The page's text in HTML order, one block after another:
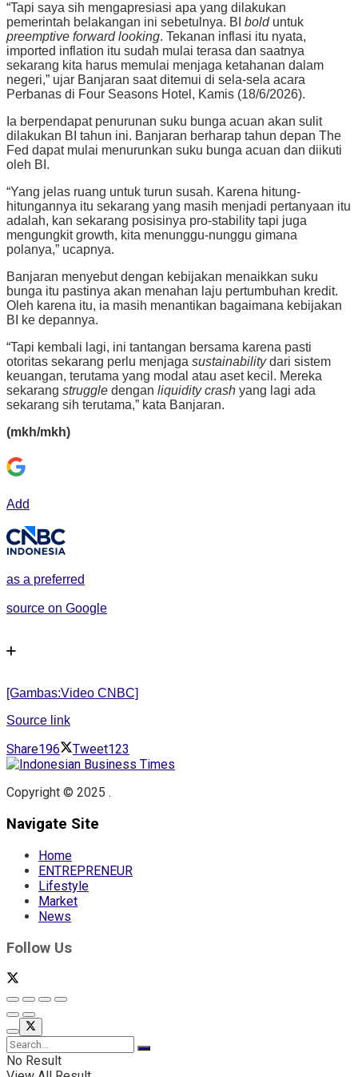
“Tapi saya sih mengapresiasi apa yang dilakukan
pemerintah belakangan ini sebetulnya. BI bolduntuk
preemptive forward looking. Tekanan inflasi itu nyata,
imported inflation itu sudah mulai terasa dan saatnya
sekarang kita harus memulai menjaga ketahanan dalam
negeri,” ujar Banjaran saat ditemui di sela-sela acara
Perbanas di Four Seasons Hotel, Kamis (18/6/2026).
Ia berpendapat penurunan suku bunga acuan akan sulit
dilakukan BI tahun ini. Banjaran berharap tahun depan The
Fed dapat mulai menurunkan suku bunga acuan dan diikuti
oleh BI.
“Yang jelas ruang untuk turun susah. Karena hitung-
hitungannya itu sekarang yang masih menjadi pertanyaan itu
adalah, kan sekarang posisinya pro-stability tapi juga
mengungkit growth, kita menunggu-nunggu gimana
polanya,” ucapnya.
Banjaran menyebut dengan kebijakan menaikkan suku
bunga itu pastinya akan menahan laju pertumbuhan kredit.
Oleh karena itu, ia masih menantikan bagaimana kebijakan
BI ke depannya.
“Tapi kembali lagi, ini tantangan bersama karena pasti
otoritas sekarang perlu menjaga sustainabilitydari sistem
keuangan, terutama yang modal atau aset kecil. Mereka
sekarang struggle dengan liquidity crash yang lagi ada
sekarang sih terutama,” kata Banjaran.
(mkh/mkh)
Add
as a preferred
source on Google
[Gambas:Video CNBC]
Source link
Share196 Tweet123
Copyright © 2025 .
Navigate Site
Home
ENTREPRENEUR
Lifestyle
Market
News
Follow Us
No Result